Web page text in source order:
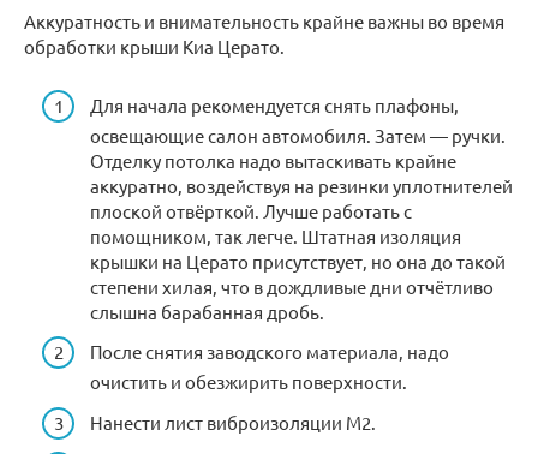
Аккуратность и внимательность крайне важны во время
обработки крыши Киа Церато.
Для начала рекомендуется снять плафоны,
освещающие салон автомобиля. Затем — ручки.
Отделку потолка надо вытаскивать крайне
аккуратно, воздействуя на резинки уплотнителей
плоской отвёрткой. Лучше работать с
помощником, так легче. Штатная изоляция
крышки на Церато присутствует, но она до такой
степени хилая, что в дождливые дни отчётливо
слышна барабанная дробь.
После снятия заводского материала, надо
очистить и обезжирить поверхности.
Нанести лист виброизоляции М2.